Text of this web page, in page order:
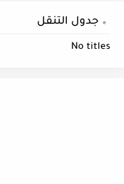
جدول التنقل
No titles